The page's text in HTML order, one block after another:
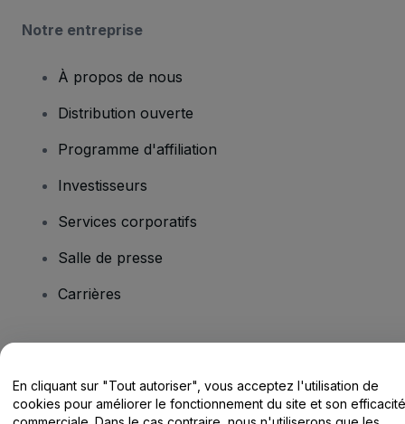
Notre entreprise
À propos de nous
Distribution ouverte
Programme d'affiliation
Investisseurs
Services corporatifs
Salle de presse
Carrières
Centre d'assistance / Nous contacter
En cliquant sur "Tout autoriser", vous acceptez l'utilisation de
cookies pour améliorer le fonctionnement du site et son efficacité